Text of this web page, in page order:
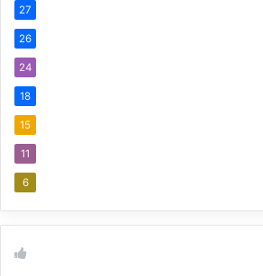
27
26
24
18
15
11
6